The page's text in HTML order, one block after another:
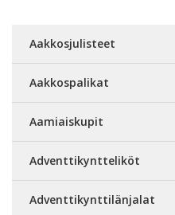
Aakkosjulisteet
Aakkospalikat
Aamiaiskupit
Adventtikyntteliköt
Adventtikynttilänjalat